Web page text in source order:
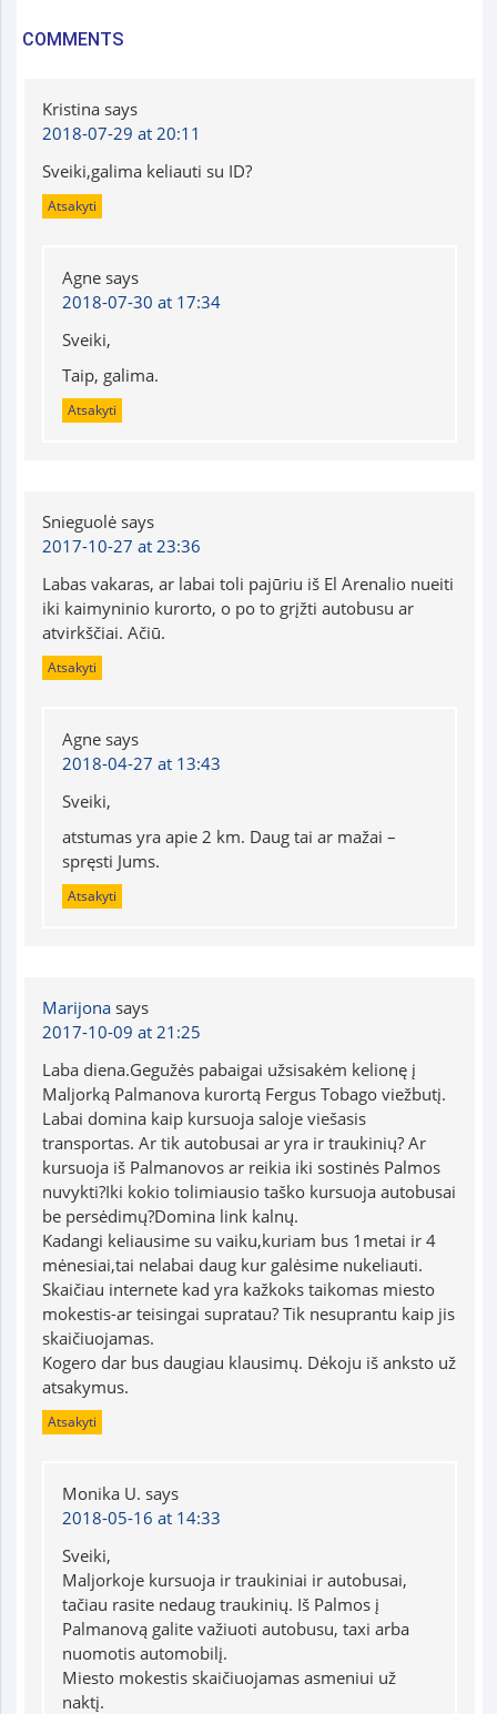
COMMENTS
Kristina says
2018-07-29 at 20:11
Sveiki,galima keliauti su ID?
Atsakyti
Agne says
2018-07-30 at 17:34
Sveiki,
Taip, galima.
Atsakyti
Snieguolė says
2017-10-27 at 23:36
Labas vakaras, ar labai toli pajūriu iš El Arenalio nueiti
iki kaimyninio kurorto, o po to grįžti autobusu ar
atvirkščiai. Ačiū.
Atsakyti
Agne says
2018-04-27 at 13:43
Sveiki,
atstumas yra apie 2 km. Daug tai ar mažai –
spręsti Jums.
Atsakyti
Marijona says
2017-10-09 at 21:25
Laba diena.Gegužės pabaigai užsisakėm kelionę į
Maljorką Palmanova kurortą Fergus Tobago viežbutį.
Labai domina kaip kursuoja saloje viešasis
transportas. Ar tik autobusai ar yra ir traukinių? Ar
kursuoja iš Palmanovos ar reikia iki sostinės Palmos
nuvykti?Iki kokio tolimiausio taško kursuoja autobusai
be persėdimų?Domina link kalnų.
Kadangi keliausime su vaiku,kuriam bus 1metai ir 4
mėnesiai,tai nelabai daug kur galėsime nukeliauti.
Skaičiau internete kad yra kažkoks taikomas miesto
mokestis-ar teisingai supratau? Tik nesuprantu kaip jis
skaičiuojamas.
Kogero dar bus daugiau klausimų. Dėkoju iš anksto už
atsakymus.
Atsakyti
Monika U. says
2018-05-16 at 14:33
Sveiki,
Maljorkoje kursuoja ir traukiniai ir autobusai,
tačiau rasite nedaug traukinių. Iš Palmos į
Palmanovą galite važiuoti autobusu, taxi arba
nuomotis automobilį.
Miesto mokestis skaičiuojamas asmeniui už
naktį.